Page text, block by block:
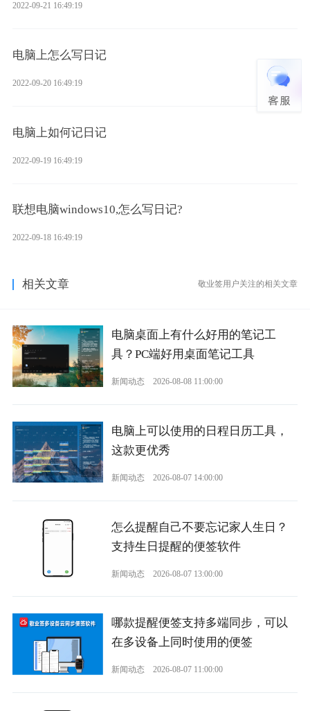
2022-09-21 16:49:19
电脑上怎么写日记
2022-09-20 16:49:19
电脑上如何记日记
2022-09-19 16:49:19
联想电脑windows10,怎么写日记?
2022-09-18 16:49:19
相关文章 敬业签用户关注的相关文章
电脑桌面上有什么好用的笔记工
具？PC端好用桌面笔记工具
新闻动态 2026-08-08 11:00:00
电脑上可以使用的日程日历工具，
这款更优秀
新闻动态 2026-08-07 14:00:00
怎么提醒自己不要忘记家人生日？
支持生日提醒的便签软件
新闻动态 2026-08-07 13:00:00
哪款提醒便签支持多端同步，可以
在多设备上同时使用的便签
新闻动态 2026-08-07 11:00:00